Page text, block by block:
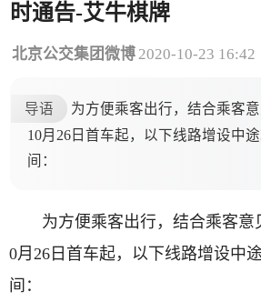
时通告-艾牛棋牌
北京公交集团微博2020-10-23 16:42
导语
为方便乘客出行，结合乘客
10月26日首车起，以下线路增设中
间：
为方便乘客出行，结合乘客意
0月26日首车起，以下线路增设中
间：